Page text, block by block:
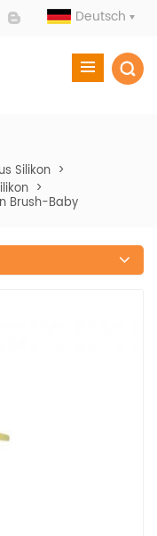
Deutsch
Silikon >
>
Brush-Baby